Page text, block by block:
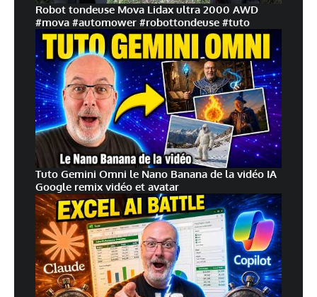
Robot tondeuse Mova Lidax ultra 2000 AWD
#mova #automower #robottondeuse #tuto
Tuto Gemini Omni le Nano Banana de la vidéo IA
Google remix vidéo et avatar